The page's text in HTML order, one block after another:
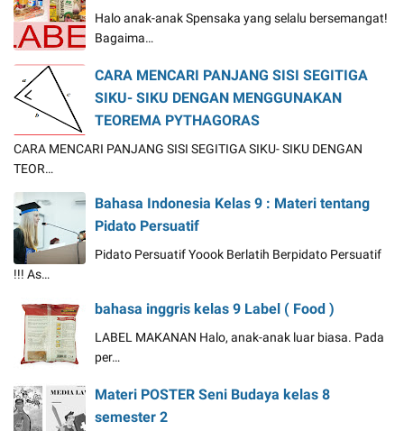
Halo anak-anak Spensaka yang selalu bersemangat!
Bagaima…
CARA MENCARI PANJANG SISI SEGITIGA
SIKU- SIKU DENGAN MENGGUNAKAN
TEOREMA PYTHAGORAS
CARA MENCARI PANJANG SISI SEGITIGA SIKU- SIKU DENGAN
TEOR…
Bahasa Indonesia Kelas 9 : Materi tentang
Pidato Persuatif
Pidato Persuatif Yoook Berlatih Berpidato Persuatif
!!! As…
bahasa inggris kelas 9 Label ( Food )
LABEL MAKANAN Halo, anak-anak luar biasa. Pada
per…
Materi POSTER Seni Budaya kelas 8
semester 2